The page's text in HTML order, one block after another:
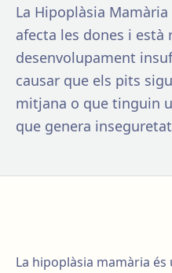
La Hipoplàsia
afecta les dones i està
desenvolupament
causar que els pits
mitjana o que tinguin
que genera
La hipoplàsia mamària